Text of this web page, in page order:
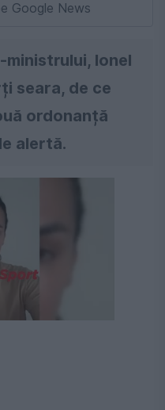
Google News
ministrului, Ionel
seara, de ce
ordonanță
alertă.